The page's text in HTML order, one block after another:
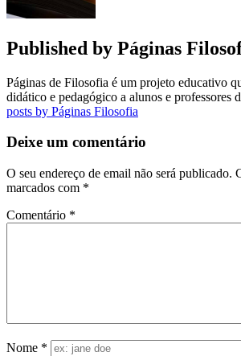
Published by Páginas
Páginas de Filosofia é um projeto educativo
didático e pedagógico a alunos e professores
posts by Páginas Filosofia
Deixe um comentário
O seu endereço de email não será publicado.
marcados com *
Comentário *
Nome *